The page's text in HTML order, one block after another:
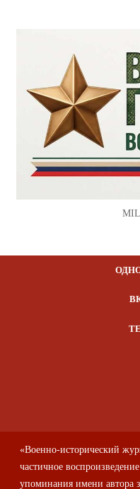
«Военно-исторический
частичное
упоминания имени автора